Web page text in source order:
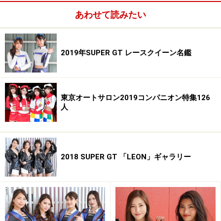
仁科えり／2013Mobil1レースクイーン
仁科えり／2013Mobil1レースクイーン
あわせて読みたい
2019年SUPER GT レースクイーン名鑑
東京オートサロン2019コンパニオン特集126
人
2018 SUPER GT 「LEON」ギャラリー